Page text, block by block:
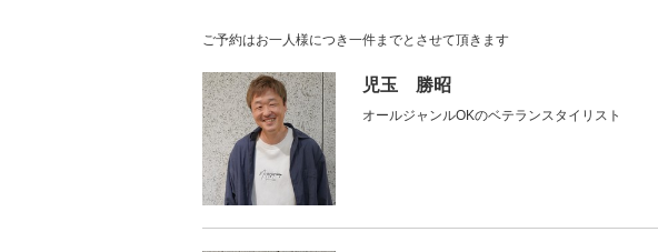
ご予約はお一人様につき一件までとさせて頂きます
児玉 勝昭
オールジャンルOKのベテランスタイリスト